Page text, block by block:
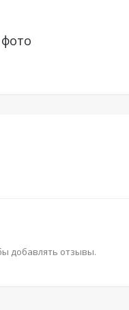
добавлять отзывы.